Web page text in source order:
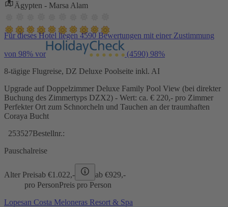
Ägypten - Marsa Alam
Für dieses Hotel liegen 4590 Bewertungen mit einer Zustimmung
von 98% vor (4590) 98%
8-tägige Flugreise, DZ Deluxe Poolseite inkl. AI
Upgrade auf Doppelzimmer Deluxe Family Pool View (bei direkter
Buchung des Zimmertyps DZX2) - Wert: ca. € 220,- pro Zimmer
Perfekter Ort zum Schnorcheln und Tauchen an der traumhaften
Coraya Bucht
253527Bestellnr.:
Pauschalreise
Alter Preisab €1.022,- ab €929,-
pro PersonPreis pro Person
Lopesan Costa Meloneras Resort & Spa